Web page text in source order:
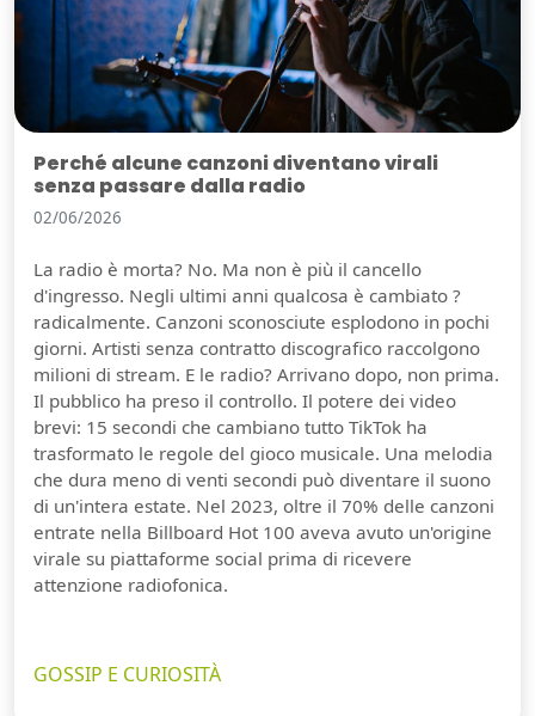
Perché alcune canzoni diventano virali
senza passare dalla radio
02/06/2026
La radio è morta? No. Ma non è più il cancello
d'ingresso. Negli ultimi anni qualcosa è cambiato ?
radicalmente. Canzoni sconosciute esplodono in pochi
giorni. Artisti senza contratto discografico raccolgono
milioni di stream. E le radio? Arrivano dopo, non prima.
Il pubblico ha preso il controllo. Il potere dei video
brevi: 15 secondi che cambiano tutto TikTok ha
trasformato le regole del gioco musicale. Una melodia
che dura meno di venti secondi può diventare il suono
di un'intera estate. Nel 2023, oltre il 70% delle canzoni
entrate nella Billboard Hot 100 aveva avuto un'origine
virale su piattaforme social prima di ricevere
attenzione radiofonica.
GOSSIP E CURIOSITÀ